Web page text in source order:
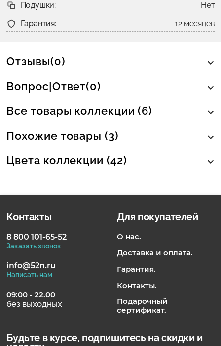
Подушки:
Нет
Гарантия:
12 месяцев
Отзывы(0)
Вопрос|Ответ(0)
Все товары коллекции (6)
Похожие товары (3)
Цвета коллекции (42)
Контакты
8 800 101-65-52
Заказать звонок
info@52n.ru
Написать нам
09:00 - 22.00
без выходных
Для покупателей
О нас.
Доставка и оплата.
Гарантия.
Контакты.
Подарочный
сертификат.
Будьте в курсе, подпишитесь на скидки и